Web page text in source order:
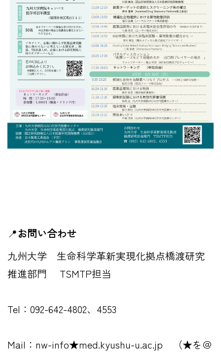
📍お問い合わせ
九州大学 生命科学革新実現化拠点橋渡研究
推進部門 TSMTP担当
Tel：092-642-4802、4553
Mail：nw-info★med.kyushu-u.ac.jp （★を＠